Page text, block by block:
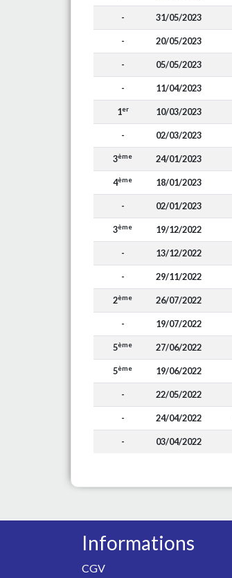
- 31/05/2023
- 20/05/2023
- 05/05/2023
- 11/04/2023
1er 10/03/2023
- 02/03/2023
3ème 24/01/2023
4ème 18/01/2023
- 02/01/2023
3ème 19/12/2022
- 13/12/2022
- 29/11/2022
2ème 26/07/2022
- 19/07/2022
5ème 27/06/2022
5ème 19/06/2022
- 22/05/2022
- 24/04/2022
- 03/04/2022
Informations
CGV